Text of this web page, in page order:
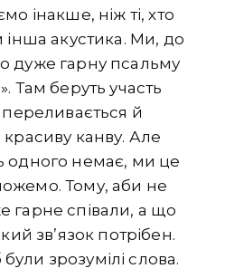
інакше, ніж ті, хто
інша акустика. Ми, до
дуже гарну псальму
Там беруть участь
переливається й
красиву канву. Але
одного немає, ми це
Тому, аби не
гарне співали, а що
зв’язок потрібен.
зрозумілі слова.